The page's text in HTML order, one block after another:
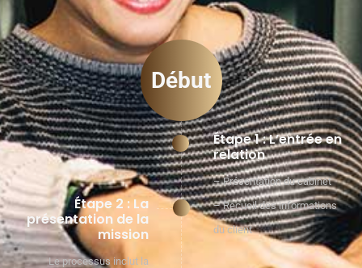
Début
Étape 2 : La
présentation de la
mission
Le processus inclut la
Étape 1 : L’entrée en
relation
– Présentation du cabinet
– Recueil des informations
du client